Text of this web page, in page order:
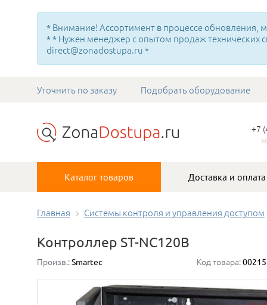
* Внимание! Ассортимент в процессе обновления,
* * Нужен менеджер с опытом продаж технических
direct@zonadostupa.ru *
Уточнить по заказу Подобрать оборудование
+7
Каталог товаров Доставка и оплата
Главная Системы контроля и управления доступом
Контроллер ST-NC120B
Произв.:Smartec Код товара: